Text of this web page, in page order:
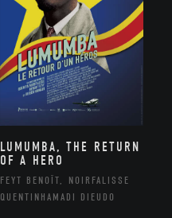
LUMUMBA, THE RETURN
OF A HERO
FEYT BENOÎT, NOIRFALISSE
QUENTINHAMADI DIEUDO